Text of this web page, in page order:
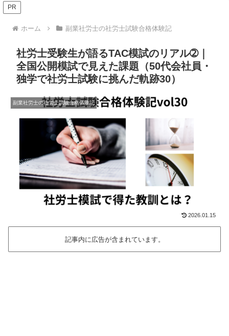
PR
ホーム 副業社労士の社労士試験合格体験記
社労士受験生が語るTAC模試のリアル➁｜
全国公開模試で見えた課題（50代会社員・
独学で社労士試験に挑んだ軌跡30）
副業社労士の社労士試験合格体験記
2026.01.15
記事内に広告が含まれています。